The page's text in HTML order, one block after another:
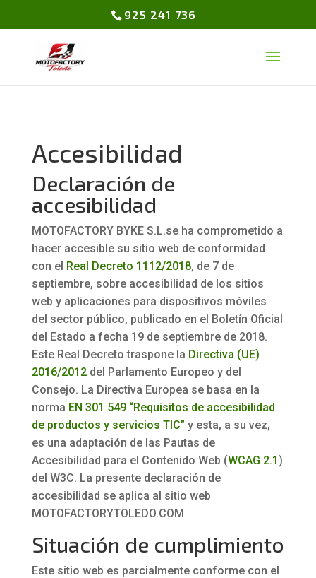
925 241 736
Accesibilidad
Declaración de
accesibilidad
MOTOFACTORY BYKE S.L.se ha comprometido a
hacer accesible su sitio web de conformidad
con el Real Decreto 1112/2018, de 7 de
septiembre, sobre accesibilidad de los sitios
web y aplicaciones para dispositivos móviles
del sector público, publicado en el Boletín Oficial
del Estado a fecha 19 de septiembre de 2018.
Este Real Decreto traspone la Directiva (UE)
2016/2012del Parlamento Europeo y del
Consejo. La Directiva Europea se basa en la
norma EN 301 549 “Requisitos de accesibilidad
de productos y servicios TIC” y esta, a su vez,
es una adaptación de las Pautas de
Accesibilidad para el Contenido Web (WCAG 2.1)
del W3C. La presente declaración de
accesibilidad se aplica al sitio web
MOTOFACTORYTOLEDO.COM
Situación de cumplimiento
Este sitio web es parcialmente conforme con el